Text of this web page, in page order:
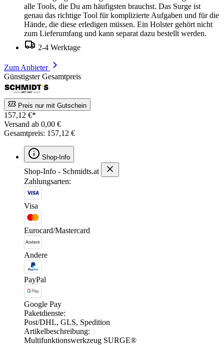
alle Tools, die Du am häufigsten brauchst. Das Surge ist
genau das richtige Tool für komplizierte Aufgaben und für die
Hände, die diese erledigen müssen. Ein Holster gehört nicht
zum Lieferumfang und kann separat dazu bestellt werden.
2-4 Werktage
Zum Anbieter
Günstigster Gesamtpreis
Preis nur mit Gutschein
157,12 €*
Versand ab 0,00 €
Gesamtpreis: 157,12 €
Shop-Info
Shop-Info - Schmidts.at
Zahlungsarten:
Visa
Eurocard/Mastercard
Andere
PayPal
Google Pay
Paketdienste:
Post/DHL, GLS, Spedition
Artikelbeschreibung:
Multifunktionswerkzeug SURGE®